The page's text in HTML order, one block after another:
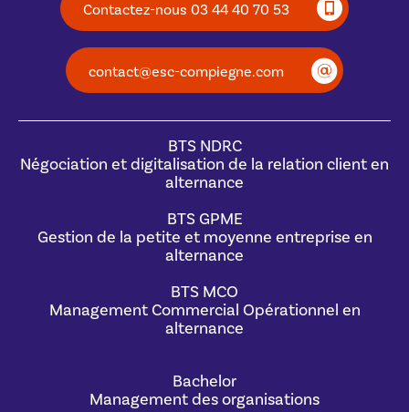
Contactez-nous 03 44 40 70 53
contact@esc-compiegne.com
BTS NDRC
Négociation et digitalisation de la relation client en
alternance
BTS GPME
Gestion de la petite et moyenne entreprise en
alternance
BTS MCO
Management Commercial Opérationnel en
alternance
Bachelor
Management des organisations